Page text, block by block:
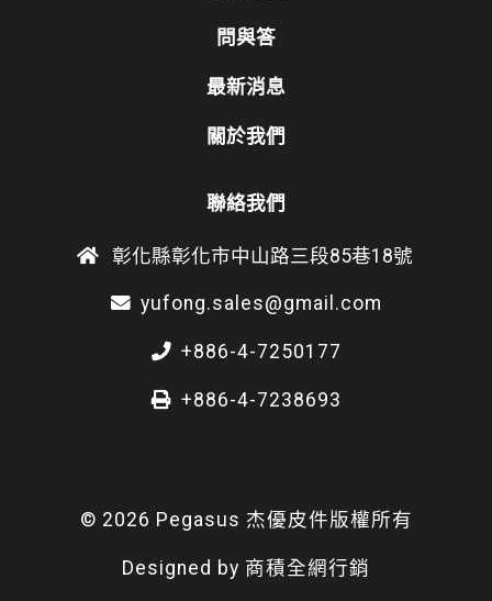
問與答
最新消息
關於我們
聯絡我們
彰化縣彰化市中山路三段85巷18號
yufong.sales@gmail.com
+886-4-7250177
+886-4-7238693
© 2026 Pegasus 杰優皮件版權所有
Designed by 商積全網行銷